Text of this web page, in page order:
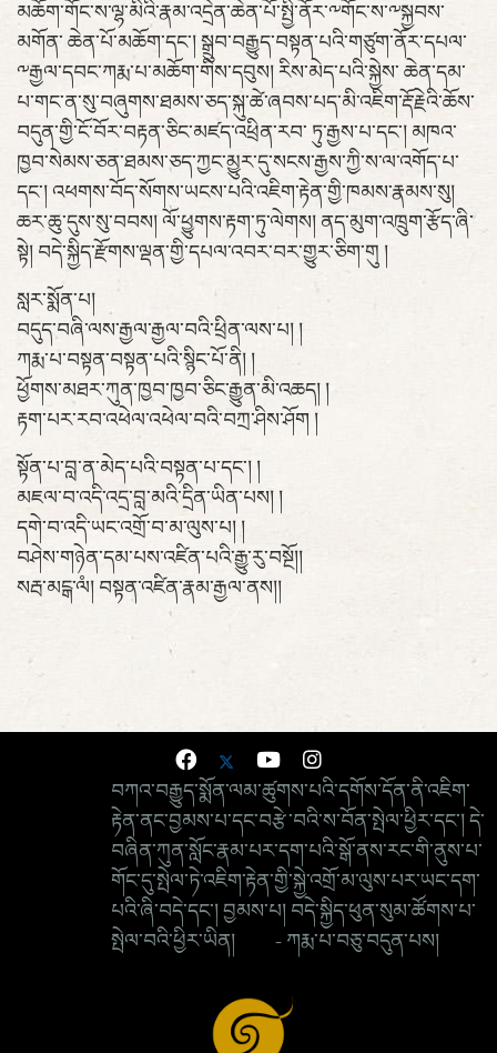
མཆོག་གོང་ས་ལྷ་མིའི་རྣམ་འདྲེན་ཆེན་པོ་སྤྱི་ནོར་༸གོང་ས་༸སྐྱབས་
མགོན་ ཆེན་པོ་མཆོག་དང་། སྒྲུབ་བརྒྱུད་བསྟན་པའི་གཙུག་ནོར་དཔལ་
༸རྒྱལ་དབང་ཀརྨ་པ་མཆོག་གིས་དབུས། རིས་མེད་པའི་སྐྱེས་ ཆེན་དམ་
པ་གང་ན་སུ་བཞུགས་ཐམས་ཅད་སྐུ་ཚེ་ཞབས་པད་མི་འཇིག་རྡོ་རྗེའི་ཆོས་
བདུན་གྱི་ངོ་བོར་བརྟན་ཅིང་མཛད་འཕྲིན་རབ་ ཏུ་རྒྱས་པ་དང་། མཁའ་
ཁྱབ་སེམས་ཅན་ཐམས་ཅད་ཀྱང་མྱུར་དུ་སངས་རྒྱས་ཀྱི་ས་ལ་འགོད་པ་
དང་། འཕགས་བོད་སོགས་ཡངས་པའི་འཇིག་རྟེན་གྱི་ཁམས་རྣམས་སུ།
ཆར་ཆུ་དུས་སུ་བབས། ལོ་ཕྱུགས་རྟག་ཏུ་ལེགས། ནད་མུག་འཁྲུག་རྩོད་ཞི་
སྟེ། བདེ་སྐྱིད་རྫོགས་ལྡན་གྱི་དཔལ་འབར་བར་གྱུར་ཅིག་གུ །
སླར་སྨོན་པ།
བདུད་བཞི་ལས་རྒྱལ་རྒྱལ་བའི་ཕྲིན་ལས་པ། །
ཀརྨ་པ་བསྟན་བསྟན་པའི་སྙིང་པོ་ནི། །
ཕྱོགས་མཐར་ཀུན་ཁྱབ་ཁྱབ་ཅིང་རྒྱུན་མི་འཆད། །
རྟག་པར་རབ་འཕེལ་འཕེལ་བའི་བཀྲ་ཤིས་ཤོག །
སྟོན་པ་བླ་ན་མེད་པའི་བསྟན་པ་དང་། །
མཇལ་བ་འདི་འདྲ་བླ་མའི་དྲིན་ཡིན་པས། །
དགེ་བ་འདི་ཡང་འགྲོ་བ་མ་ལུས་པ། །
བཤེས་གཉེན་དམ་པས་འཛིན་པའི་རྒྱུ་རུ་བསྔོ།།
སརྦ་མངྒ་ལཾ། བསྟན་འཛིན་རྣམ་རྒྱལ་ནས།།
བཀའ་བརྒྱུད་སྨོན་ལམ་ཚུགས་པའི་དགོས་དོན་ནི་འཇིག་
རྟེན་ནང་བྱམས་པ་དང་བརྩེ་བའི་ས་བོན་སྤེལ་ཕྱིར་དང་། དེ་
བཞིན་ཀུན་སློང་རྣམ་པར་དག་པའི་སྒོ་ནས་རང་གི་ནུས་པ་
གོང་དུ་སྤེལ་ཏེ་འཇིག་རྟེན་གྱི་སྐྱེ་འགྲོ་མ་ལུས་པར་ཡང་དག་
པའི་ཞི་བདེ་དང་། བྱམས་པ། བདེ་སྐྱིད་ཕུན་སུམ་ཚོགས་པ་
སྤེལ་བའི་ཕྱིར་ཡིན། - ཀརྨ་པ་བཅུ་བདུན་པས།